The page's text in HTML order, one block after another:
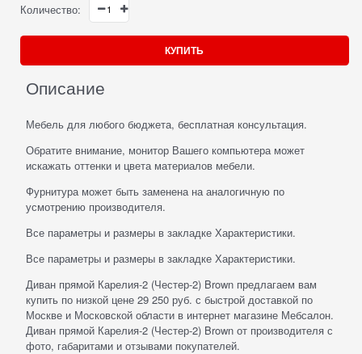
Количество:
КУПИТЬ
Описание
Мебель для любого бюджета, бесплатная консультация.
Обратите внимание, монитор Вашего компьютера может
искажать оттенки и цвета материалов мебели.
Фурнитура может быть заменена на аналогичную по
усмотрению производителя.
Все параметры и размеры в закладке Характеристики.
Все параметры и размеры в закладке Характеристики.
Диван прямой Карелия-2 (Честер-2) Brown предлагаем вам
купить по низкой цене 29 250 руб. с быстрой доставкой по
Москве и Московской области в интернет магазине Мебсалон.
Диван прямой Карелия-2 (Честер-2) Brown от производителя с
фото, габаритами и отзывами покупателей.